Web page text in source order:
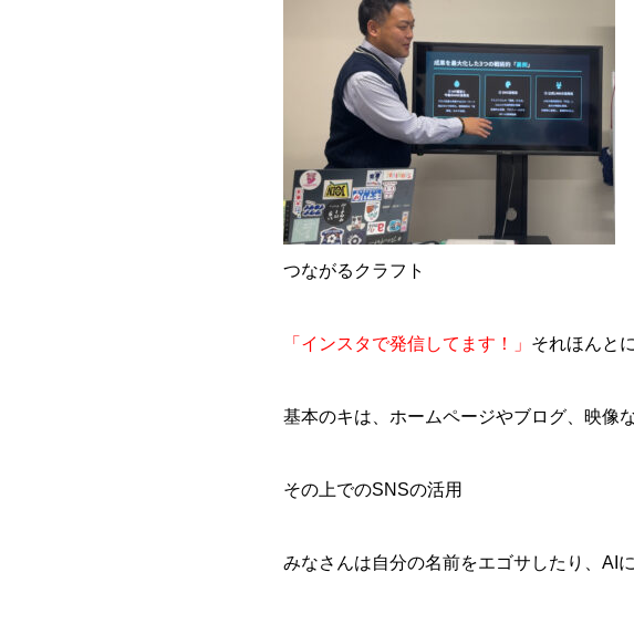
つながるクラフト
「インスタで発信してます！」 それほんと
基本のキは、ホームページやブログ、映像
その上でのSNSの活用
みなさんは自分の名前をエゴサしたり、AI